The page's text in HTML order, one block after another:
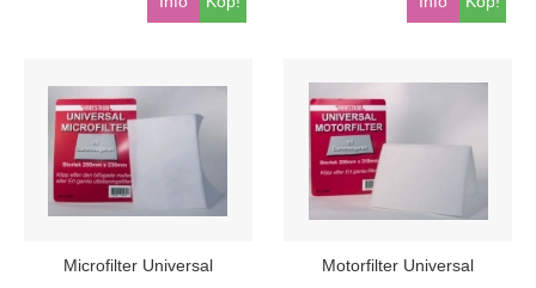
Microfilter Universal Motorfilter Universal